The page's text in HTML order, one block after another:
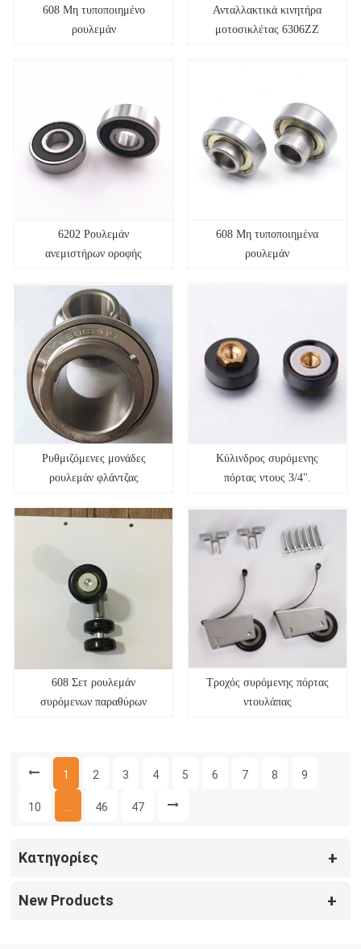
608 Μη τυποποιημένο
ρουλεμάν
Ανταλλακτικά κινητήρα
μοτοσικλέτας 6306ZZ
6202 Ρουλεμάν
ανεμιστήρων οροφής
608 Μη τυποποιημένα
ρουλεμάν
Ρυθμιζόμενες μονάδες
ρουλεμάν φλάντζας
Κύλινδρος συρόμενης
πόρτας ντους 3/4".
608 Σετ ρουλεμάν
συρόμενων παραθύρων
Τροχός συρόμενης πόρτας
ντουλάπας
1 2 3 4 5 6 7 8 9
10 46 47
Κατηγορίες
New Products